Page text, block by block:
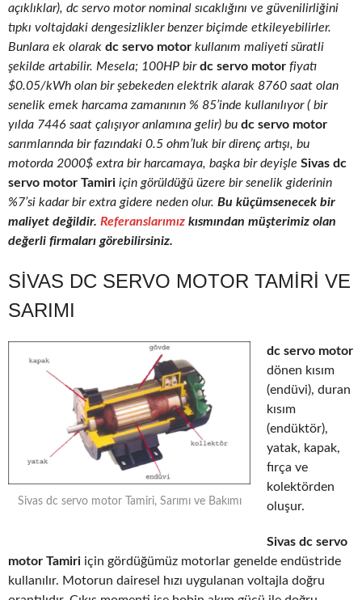
açıklıklar), dc servo motor nominal sıcaklığını ve güvenilirliğini
tıpkı voltajdaki dengesizlikler benzer biçimde etkileyebilirler.
Bunlara ek olarak dc servo motor kullanım maliyeti süratli
şekilde artabilir. Mesela; 100HP birdc servo motor fiyatı
$0.05/kWh olan bir şebekeden elektrik alarak 8760 saat olan
senelik emek harcama zamanının % 85’inde kullanılıyor ( bir
yılda 7446 saat çalışıyor anlamına gelir) bu dc servo motor
sarımlarında bir fazındaki 0.5 ohm’luk bir direnç artışı, bu
motorda 2000$ extra bir harcamaya, başka bir deyişle Sivas dc
servo motor Tamiri için görüldüğü üzere bir senelik giderinin
%7’si kadar bir extra gidere neden olur. Bu küçümsenecek bir
maliyet değildir. Referanslarımız kısmından müşterimiz olan
değerli firmaları görebilirsiniz.
SIVAS DC SERVO MOTOR TAMIRI VE
SARIMI
Sivas dc servo motor Tamiri, Sarımı ve Bakımı
dc servo motor
dönen kısım
(endüvi), duran
kısım
(endüktör),
yatak, kapak,
fırça ve
kolektörden
oluşur.
Sivas dc servo
motor Tamiri için gördüğümüz motorlar genelde endüstride
kullanılır. Motorun dairesel hızı uygulanan voltajla doğru